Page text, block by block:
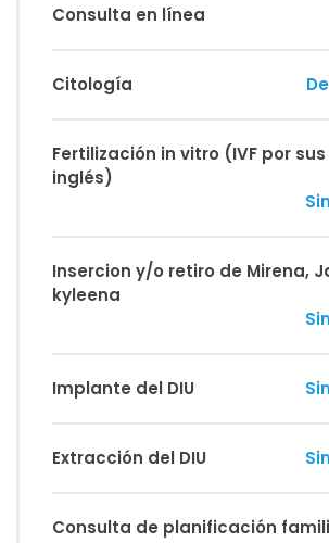
Consulta en línea
Citología
Fertilización in vitro (IVF por
inglés)
Insercion y/o retiro de Mirena,
kyleena
Implante del DIU
Extracción del DIU
Consulta de planificación